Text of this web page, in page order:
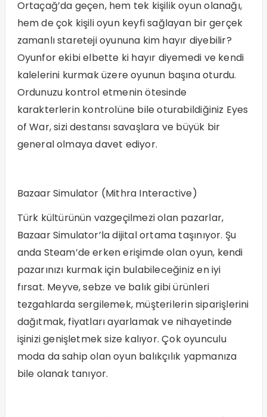
Ortaçağ’da geçen, hem tek kişilik oyun olanağı,
hem de çok kişili oyun keyfi sağlayan bir gerçek
zamanlı stareteji oyununa kim hayır diyebilir?
Oyunfor ekibi elbette ki hayır diyemedi ve kendi
kalelerini kurmak üzere oyunun başına oturdu.
Ordunuzu kontrol etmenin ötesinde
karakterlerin kontrolüne bile oturabildiğiniz Eyes
of War, sizi destansı savaşlara ve büyük bir
general olmaya davet ediyor.
Bazaar Simulator (Mithra Interactive)
Türk kültürünün vazgeçilmezi olan pazarlar,
Bazaar Simulator’la dijital ortama taşınıyor. Şu
anda Steam’de erken erişimde olan oyun, kendi
pazarınızı kurmak için bulabileceğiniz en iyi
fırsat. Meyve, sebze ve balık gibi ürünleri
tezgahlarda sergilemek, müşterilerin siparişlerini
dağıtmak, fiyatları ayarlamak ve nihayetinde
işinizi genişletmek size kalıyor. Çok oyunculu
moda da sahip olan oyun balıkçılık yapmanıza
bile olanak tanıyor.